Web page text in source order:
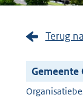
Terug
Gemeente